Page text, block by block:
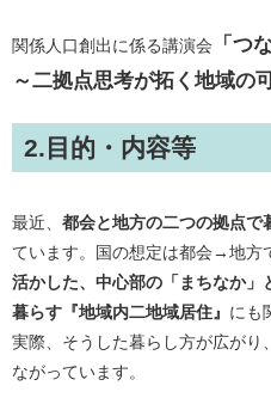
関係人口創出に係る講演会
「つ
～二拠点思考が拓く地域の
2.目的・内容等
最近、 都会と地方の二つの拠点で
ています。国の想定は都会→地方
活かした、中心部の「まちなか
暮らす『地域内二地域居住』 にも
実際、そうした暮らし方が広がり
ながっています。